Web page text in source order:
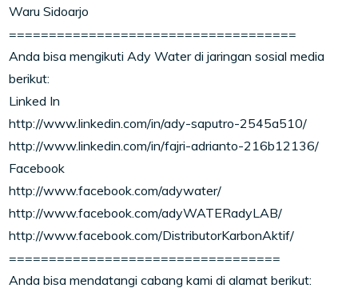
Waru Sidoarjo
====================================
Anda bisa mengikuti Ady Water di jaringan sosial media
berikut:
Linked In
http://www.linkedin.com/in/ady-saputro-2545a510/
http://www.linkedin.com/in/fajri-adrianto-216b12136/
Facebook
http://www.facebook.com/adywater/
http://www.facebook.com/adyWATERadyLAB/
http://www.facebook.com/DistributorKarbonAktif/
==================================
Anda bisa mendatangi cabang kami di alamat berikut: